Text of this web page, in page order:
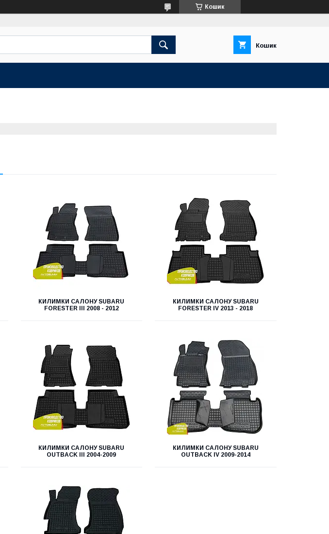
Кошик
Кошик
КИЛИМКИ САЛОНУ SUBARU
FORESTER III 2008 - 2012
КИЛИМКИ САЛОНУ SUBARU
FORESTER IV 2013 - 2018
КИЛИМКИ САЛОНУ SUBARU
OUTBACK III 2004-2009
КИЛИМКИ САЛОНУ SUBARU
OUTBACK IV 2009-2014